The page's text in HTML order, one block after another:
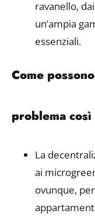
ravanello,
un’ampia
essenziali.
Come
problema
La
ai
ovunque,